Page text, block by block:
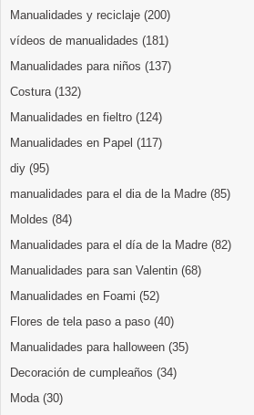
Manualidades y reciclaje (200)
vídeos de manualidades (181)
Manualidades para niños (137)
Costura (132)
Manualidades en fieltro (124)
Manualidades en Papel (117)
diy (95)
manualidades para el dia de la Madre (85)
Moldes (84)
Manualidades para el día de la Madre (82)
Manualidades para san Valentin (68)
Manualidades en Foami (52)
Flores de tela paso a paso (40)
Manualidades para halloween (35)
Decoración de cumpleaños (34)
Moda (30)